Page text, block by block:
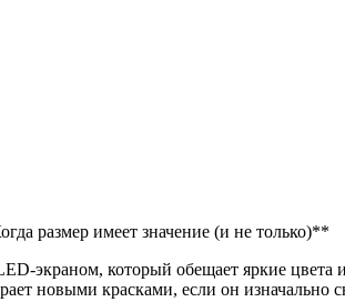
размер имеет значение (и не только)**
экраном, который обещает яркие
новыми красками, если он изначально